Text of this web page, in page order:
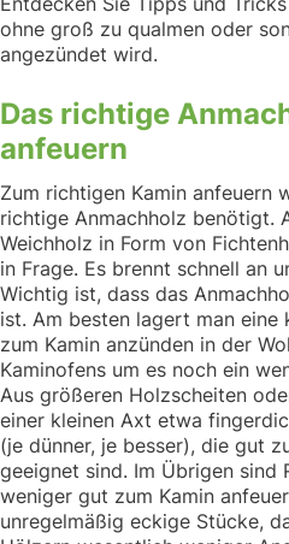
ohne groß zu qualmen oder
angezündet wird.
Das richtige
anfeuern
Zum richtigen Kamin anfeuern
richtige Anmachholz benötigt.
Weichholz in Form von
in Frage. Es brennt schnell an
Wichtig ist, dass das
ist. Am besten lagert man eine
zum Kamin anzünden in der
Kaminofens um es noch ein
Aus größeren Holzscheiten
einer kleinen Axt etwa
(je dünner, je besser), die gut
geeignet sind. Im Übrigen sind
weniger gut zum Kamin
unregelmäßig eckige Stücke,